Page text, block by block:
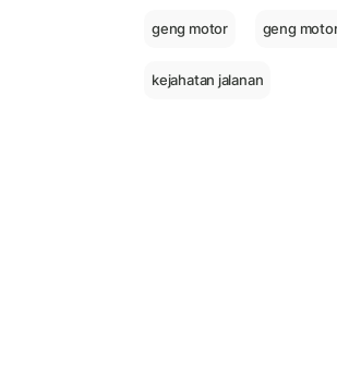
geng motor geng
kejahatan jalanan